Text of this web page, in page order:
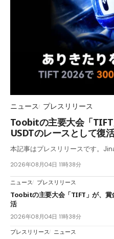
ニュース プレスリリース
Toobitの主要大会「
USDTのレースとして復活
本記事はプレスリリースです。
2026年08月04日 11時38分
ニュース プレスリリース
Toobitの主要大会「TIFT」が、賞
活
2026年08月04日 11時38分
プレスリリース ニュース